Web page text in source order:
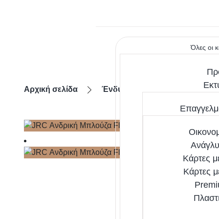
Όλες οι
Κάρτες
Κάρτες
Αρχική σελίδα Ένδυση Μπλούζες /